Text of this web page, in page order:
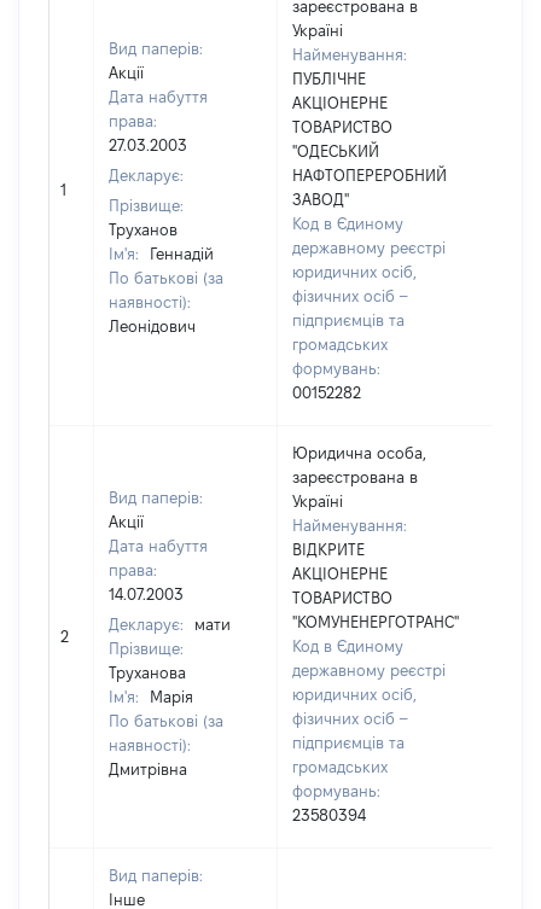
1
Вид паперів:
Акції
Дата набуття
права:
27.03.2003
Декларує:
Прізвище:
Труханов
Ім'я:
Геннадій
По батькові (за
наявності):
Леонідович
зареєстрована в
Україні
Найменування:
ПУБЛІЧНЕ
АКЦІОНЕРНЕ
ТОВАРИСТВО
"ОДЕСЬКИЙ
НАФТОПЕРЕРОБНИЙ
ЗАВОД"
Код в Єдиному
державному реєстрі
юридичних осіб,
фізичних осіб –
підприємців та
громадських
формувань:
00152282
2
Вид паперів:
Акції
Дата набуття
права:
14.07.2003
Декларує:
мати
Прізвище:
Труханова
Ім'я:
Марія
По батькові (за
наявності):
Дмитрівна
Юридична особа,
зареєстрована в
Україні
Найменування:
ВІДКРИТЕ
АКЦІОНЕРНЕ
ТОВАРИСТВО
"КОМУНЕНЕРГОТРАНС"
Код в Єдиному
державному реєстрі
юридичних осіб,
фізичних осіб –
підприємців та
громадських
формувань:
23580394
Вид паперів:
Інше